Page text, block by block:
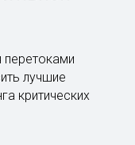
являются
это
мощности, что